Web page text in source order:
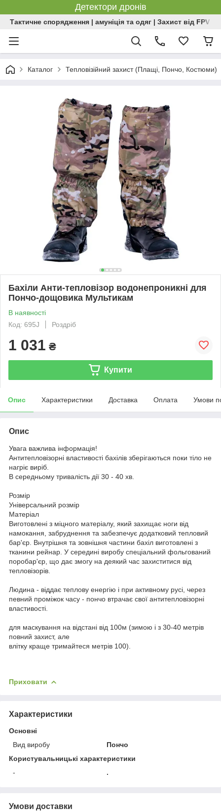
Детектори дронів
Тактичне спорядження | амуніція та одяг | Захист від FPV |
Каталог Тепловізійний захист (Плащі, Пончо, Костюми)
Бахіли Анти-тепловізор водонепроникні для
Пончо-дощовика Мультикам
В наявності
Код: 695J
Роздріб
1 031 ₴
Купити
Опис Характеристики Доставка Оплата Умови
Опис
Увага важлива інформація!
Антитепловізорні властивості бахілів зберігаються поки тіло не
нагріє виріб.
В середньому тривалість дії 30 - 40 хв.
Розмір
Універсальний розмір
Матеріал
Виготовлені з міцного матеріалу, який захищає ноги від
намокання, забруднення та забезпечує додатковий тепловий
бар'єр. Внутрішня та зовнішня частини бахіл виготовлені з
тканини рейнар. У середині виробу спеціальний фольгований
поробар'єр, що дає змогу на деякий час захиститися від
тепловізорів.
Людина - віддає теплову енергію і при активному русі, через
певний проміжок часу - пончо втрачає свої антитепловізорні
властивості.
для маскування на відстані від 100м (зимою і з 30-40 метрів
повний захист, але
влітку краще тримайтеся метрів 100).
Приховати
Характеристики
Основні
Вид виробу
Пончо
Користувальницькі характеристики
-
.
Умови доставки